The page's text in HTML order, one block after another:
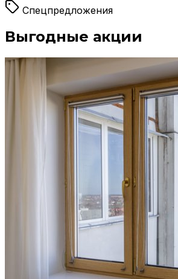
Спецпредложения
Выгодные акции